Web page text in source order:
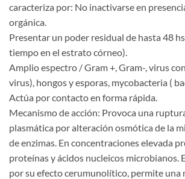
caracteriza por: No inactivarse en
orgánica.
Presentar un poder residual de hasta 48
tiempo en el estrato córneo).
Amplio espectro / Gram +, Gram-, virus
virus), hongos y esporas, mycobacteria (
Actúa por contacto en forma rápida.
Mecanismo de acción: Provoca una
plasmática por alteración osmótica de la
de enzimas. En concentraciones elevada
proteínas y ácidos nucleicos microbianos.
por su efecto cerumunolítico, permite una